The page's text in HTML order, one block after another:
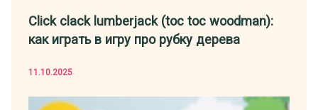
Click clack lumberjack (toc toc woodman):
как играть в игру про рубку дерева
11.10.2025